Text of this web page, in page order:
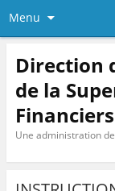
Menu
Direction
de la
Une administration